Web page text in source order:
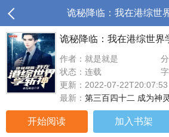
诡秘降临：我在港综世
诡秘降临：我在港综世界
作者：就是就是
状态：连载
更新：2022-07-22T20:07:53
最新： 第三百四十二 成为神
开始阅读 加入书架